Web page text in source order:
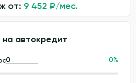
от: 9 452 ₽/мес.
на автокредит
0%